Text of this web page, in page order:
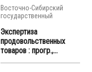
Восточно-Сибирский
государственный
Экспертиза
продовольственных
товаров : прогр.,...